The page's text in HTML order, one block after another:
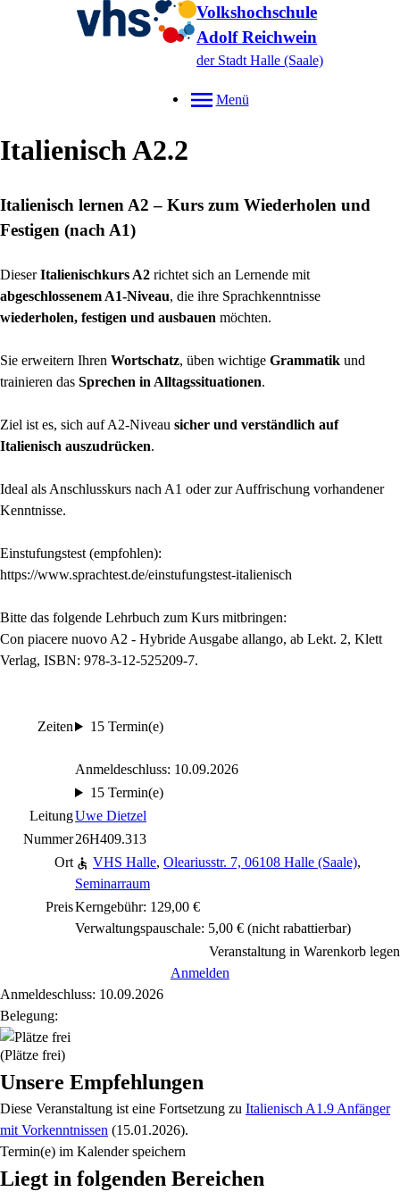
Volkshochschule
Adolf Reichwein
der Stadt Halle (Saale)
Menü
Italienisch A2.2
Italienisch lernen A2 – Kurs zum Wiederholen und
Festigen (nach A1)
DieserItalienischkurs A2 richtet sich an Lernende mit
abgeschlossenem A1-Niveau, die ihre Sprachkenntnisse
wiederholen, festigen und ausbauen möchten.
Sie erweitern Ihren Wortschatz, üben wichtige Grammatik und
trainieren das Sprechen in Alltagssituationen.
Ziel ist es, sich auf A2-Niveau sicher und verständlich auf
Italienisch auszudrücken.
Ideal als Anschlusskurs nach A1 oder zur Auffrischung vorhandener
Kenntnisse.
Einstufungstest (empfohlen):
https://www.sprachtest.de/einstufungstest-italienisch
Bitte das folgende Lehrbuch zum Kurs mitbringen:
Con piacere nuovo A2 - Hybride Ausgabe allango, ab Lekt. 2, Klett
Verlag, ISBN: 978-3-12-525209-7.
Zeiten 15 Termin(e)
Anmeldeschluss: 10.09.2026
15 Termin(e)
LeitungUwe Dietzel
Nummer26H409.313
Ort
VHS Halle, Oleariusstr. 7, 06108 Halle (Saale),
Seminarraum
PreisKerngebühr: 129,00 €
Verwaltungspauschale: 5,00 € (nicht rabattierbar)
Veranstaltung in Warenkorb legen
Anmelden
Anmeldeschluss: 10.09.2026
Belegung:
(Plätze frei)
Unsere Empfehlungen
Diese Veranstaltung ist eine Fortsetzung zu Italienisch A1.9 Anfänger
mit Vorkenntnissen (15.01.2026).
Termin(e) im Kalender speichern
Liegt in folgenden Bereichen